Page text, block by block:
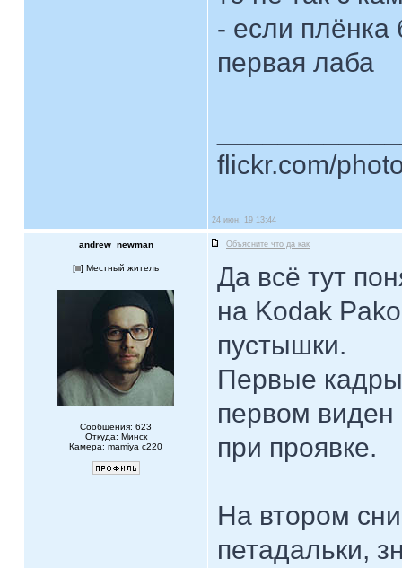
- если плёнка
первая лаба
flickr.com/
24 июн, 19 13:44
andrew_newman Объясните что да как
[ ] Местный житель
Сообщения: 623
Откуда: Минск
Камера: mamiya c220
Да всё тут
на Kodak
пустышки.
Первые
первом виден
при проявке.
На втором
петадальки,